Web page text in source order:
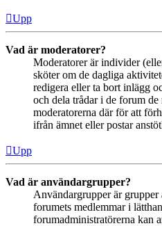
Upp
Vad är moderatorer?
Moderatorer är individer
sköter om de dagliga
redigera eller ta bort inlägg
och dela trådar i de forum
moderatorerna där för att
ifrån ämnet eller postar
Upp
Vad är användargrupper?
Användargrupper är
forumets medlemmar i
forumadministratörerna kan